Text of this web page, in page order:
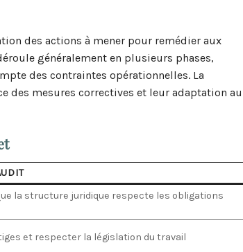
des actions à mener pour remédier aux
généralement en plusieurs phases,
des contraintes opérationnelles. La
des mesures correctives et leur adaptation au
la structure juridique respecte les obligations
et respecter la législation du travail